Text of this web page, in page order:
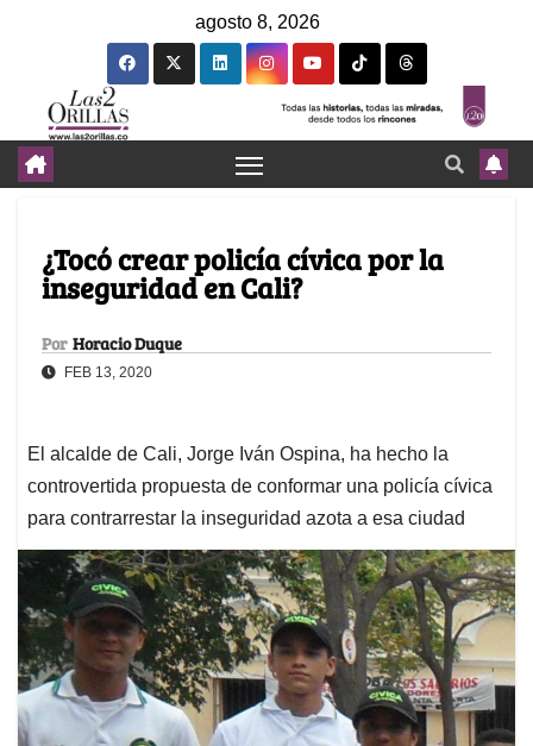
agosto 8, 2026
¿Tocó crear policía cívica por la
inseguridad en Cali?
Por Horacio Duque
FEB 13, 2020
El alcalde de Cali, Jorge Iván Ospina, ha hecho la
controvertida propuesta de conformar una policía cívica
para contrarrestar la inseguridad azota a esa ciudad